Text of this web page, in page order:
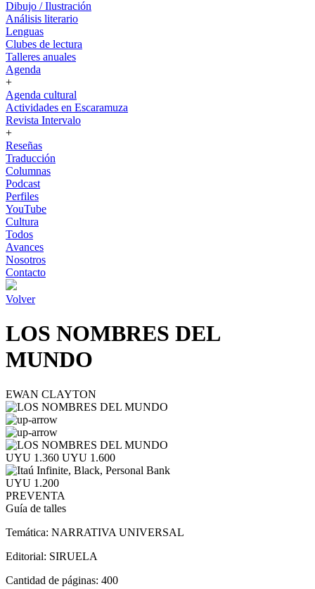
Dibujo / Ilustración
Análisis literario
Lenguas
Clubes de lectura
Talleres anuales
Agenda
+
Agenda cultural
Actividades en Escaramuza
Revista Intervalo
+
Reseñas
Traducción
Columnas
Podcast
Perfiles
YouTube
Cultura
Todos
Avances
Nosotros
Contacto
Volver
LOS NOMBRES DEL
MUNDO
EWAN CLAYTON
UYU 1.360 UYU 1.600
UYU 1.200
PREVENTA
Guía de talles
Temática: NARRATIVA UNIVERSAL
Editorial: SIRUELA
Cantidad de páginas: 400